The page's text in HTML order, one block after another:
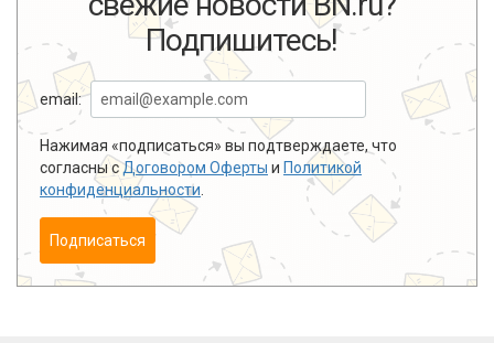
Подпишитесь!
email:
Нажимая «подписаться» вы подтверждаете, что
согласны сДоговором Оферты и Политикой
конфиденциальности
Подписаться